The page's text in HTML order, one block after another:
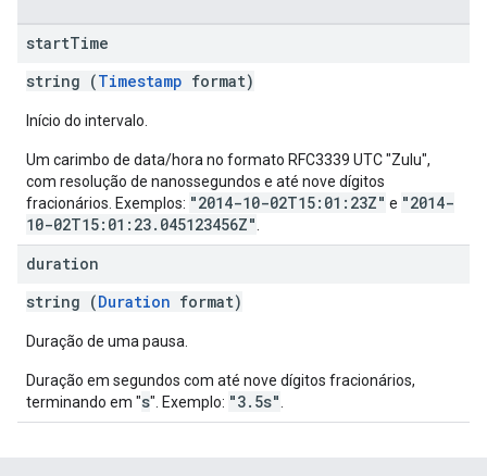
startTime
string (Timestamp format)
Início do intervalo.
Um carimbo de data/hora no formato RFC3339 UTC "Zulu",
com resolução de nanossegundos e até nove dígitos
fracionários. Exemplos: "2014-10-02T15:01:23Z" e "2014-
10-02T15:01:23.045123456Z"
duration
string (Duration format)
Duração de uma pausa.
Duração em segundos com até nove dígitos fracionários,
terminando em "s". Exemplo: "3.5s"